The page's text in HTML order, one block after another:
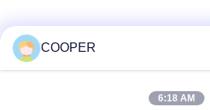
Nigeria
COOPER
6:18 AM